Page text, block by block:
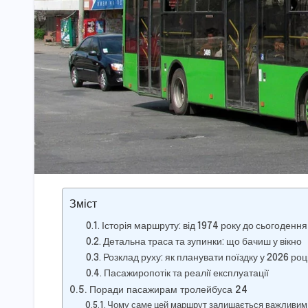
Зміст
Історія маршруту: від 1974 року до сьогодення
Детальна траса та зупинки: що бачиш у вікно
Розклад руху: як планувати поїздку у 2026
Пасажиропотік та реалії експлуатації
Поради пасажирам тролейбуса 24
Чому саме цей маршрут залишається важливим